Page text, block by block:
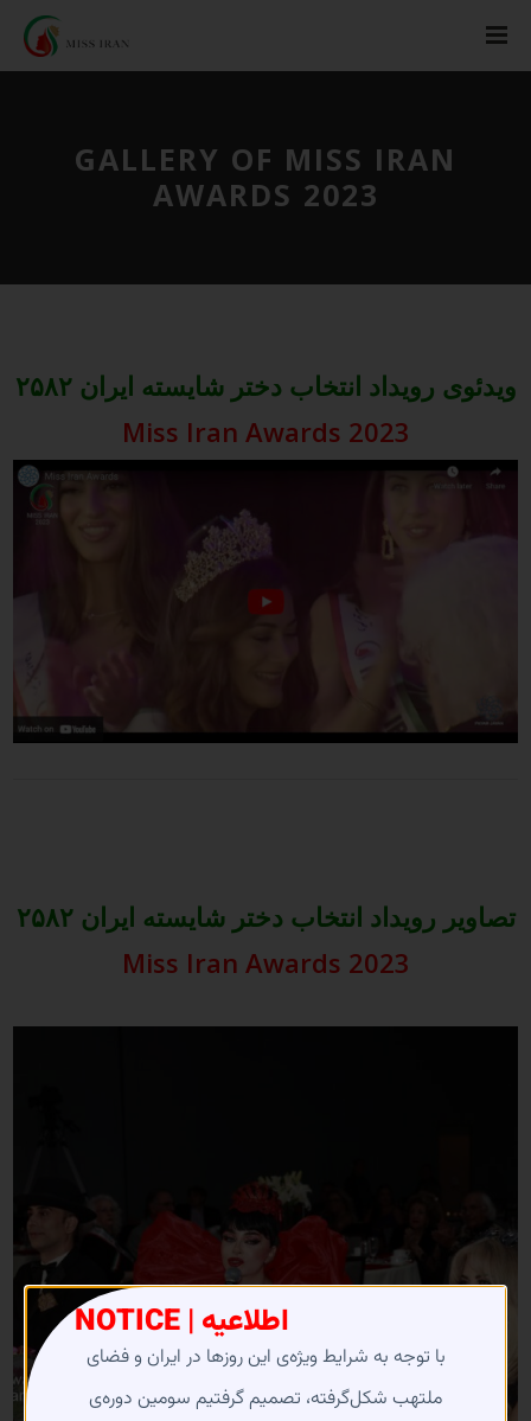
GALLERY OF MISS IRAN
AWARDS 2023
ویدئوی رویداد انتخاب دختر شایسته ایران ۲۵۸۲
Miss Iran Awards 2023
تصاویر رویداد انتخاب دختر شایسته ایران ۲۵۸۲
Miss Iran Awards 2023
NOTICE | اطلاعیه
با توجه به شرایط ویژه‌ی این روزها در ایران و فضای
ملتهب شکل‌گرفته، تصمیم گرفتیم سومین دوره‌ی